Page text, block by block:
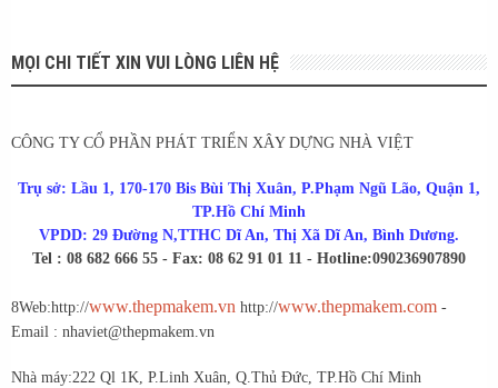
MỌI CHI TIẾT XIN VUI LÒNG LIÊN HỆ
CÔNG TY CỔ PHẦN PHÁT TRIỂN XÂY DỰNG NHÀ VIỆT
Trụ sở: Lầu 1, 170-170 Bis Bùi Thị Xuân, P.Phạm Ngũ Lão, Quận 1,
TP.Hồ Chí Minh
VPDD: 29 Đường N,TTHC Dĩ An, Thị Xã Dĩ An, Bình Dương.
Tel : 08 682 666 55 - Fax: 08 62 91 01 11 - Hotline:090236907890
8Web:http://www.thepmakem.vn http://www.thepmakem.com -
Email : nhaviet@thepmakem.vn
Nhà máy:222 Ql 1K, P.Linh Xuân, Q.Thủ Đức, TP.Hồ Chí Minh